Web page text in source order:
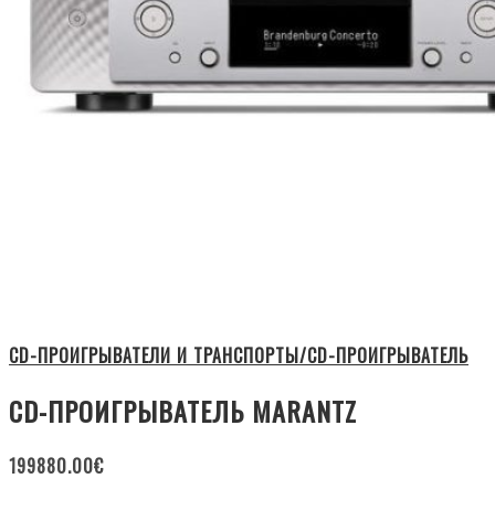
CD-ПРОИГРЫВАТЕЛИ И ТРАНСПОРТЫ/CD-ПРОИГРЫВАТЕЛЬ
CD-ПРОИГРЫВАТЕЛЬ MARANTZ
199880.00€